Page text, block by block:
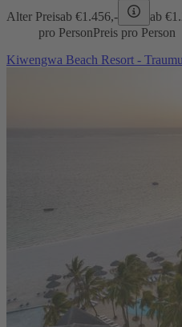
Alter Preisab €1.456,- ab €
pro PersonPreis pro Person
Kiwengwa Beach Resort -